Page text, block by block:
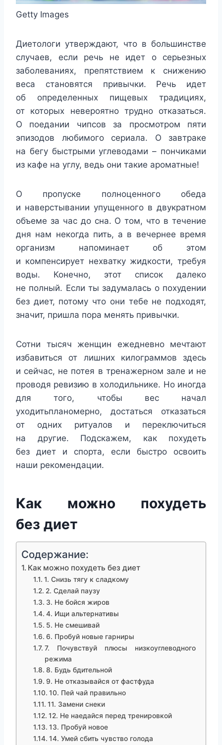
Getty Images
Диетологи утверждают, что в большинстве
случаев, если речь не идет о серьезных
заболеваниях, препятствием к снижению
веса становятся привычки. Речь идет
об определенных пищевых традициях,
от которых невероятно трудно отказаться.
О поедании чипсов за просмотром пяти
эпизодов любимого сериала. О завтраке
на бегу быстрыми углеводами – пончиками
из кафе на углу, ведь они такие ароматные!
О пропуске полноценного обеда
и наверстывании упущенного в двукратном
объеме за час до сна. О том, что в течение
дня нам некогда пить, а в вечернее время
организм напоминает об этом
и компенсирует нехватку жидкости, требуя
воды. Конечно, этот список далеко
не полный. Если ты задумалась о похудении
без диет, потому что они тебе не подходят,
значит, пришла пора менять привычки.
Сотни тысяч женщин ежедневно мечтают
избавиться от лишних килограммов здесь
и сейчас, не потея в тренажерном зале и не
проводя ревизию в холодильнике. Но иногда
для того, чтобы вес начал
уходитьпланомерно, достаться отказаться
от одних ритуалов и переключиться
на другие. Подскажем, как похудеть
без диет и спорта, если быстро освоить
наши рекомендации.
Как можно похудеть
без диет
Содержание:
Как можно похудеть без диет
1. Снизь тягу к сладкому
2. Сделай паузу
3. Не бойся жиров
4. Ищи альтернативы
5. Не смешивай
6. Пробуй новые гарниры
7. Почувствуй плюсы низкоуглеводного
режима
8. Будь бдительной
9. Не отказывайся от фастфуда
10. Пей чай правильно
11. Замени снеки
12. Не наедайся перед тренировкой
13. Пробуй новое
14. Умей сбить чувство голода